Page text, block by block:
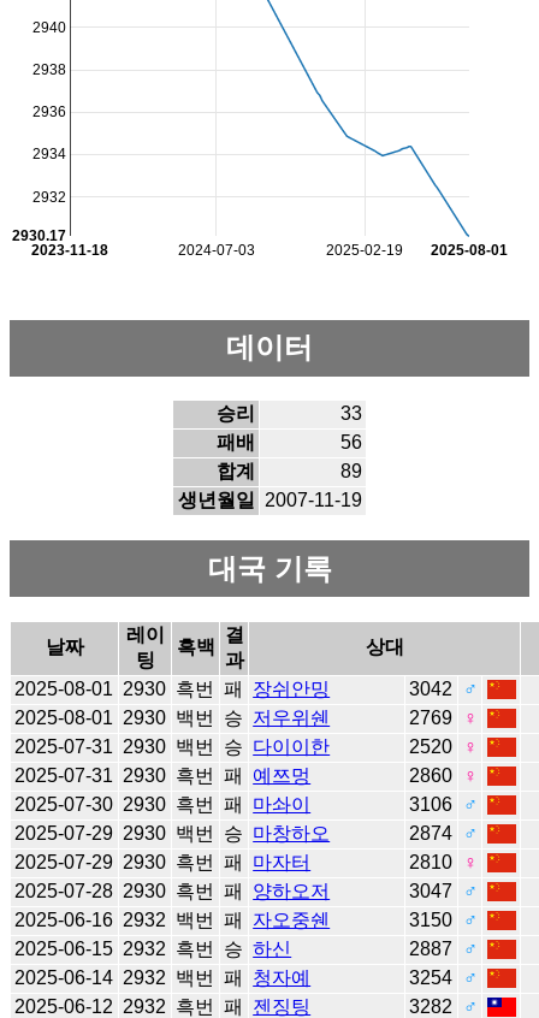
2024-07-03 2025-02-19
2023-11-18 2025-08-01
2932
2934
2936
2938
2940
2930.17
데이터
승리
33
패배
56
합계
89
생년월일 2007-11-19
대국 기록
날짜
레이
팅
흑백
결
과
상대
2025-08-01 2930 흑번 패 장쉬안밍 3042
♂
2025-08-01 2930 백번 승 저우위쉔 2769
♀
2025-07-31 2930 백번 승 다이이한 2520
♀
2025-07-31 2930 흑번 패 예쯔멍 2860
♀
2025-07-30 2930 흑번 패 마솨이 3106
♂
2025-07-29 2930 백번 승 마창하오 2874
♂
2025-07-29 2930 흑번 패 마자터 2810
♀
2025-07-28 2930 흑번 패 양하오저 3047
♂
2025-06-16 2932 백번 패 자오중쉔 3150
♂
2025-06-15 2932 흑번 승 하신 2887
♂
2025-06-14 2932 백번 패 청자예 3254
♂
2025-06-12 2932 흑번 패 젠징팅 3282
♂